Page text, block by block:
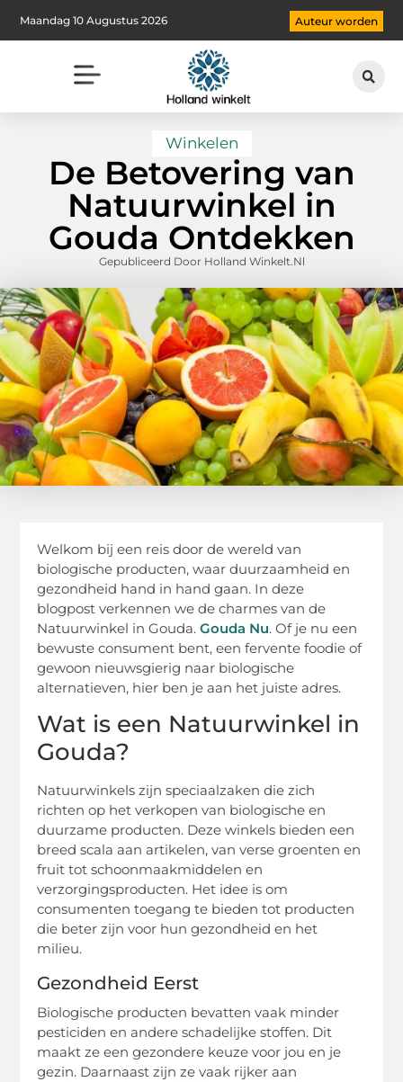
Maandag 10 Augustus 2026 Auteur worden
Winkelen
De Betovering van
Natuurwinkel in
Gouda Ontdekken
Gepubliceerd Door Holland Winkelt.nl
Welkom bij een reis door de wereld van
biologische producten, waar duurzaamheid en
gezondheid hand in hand gaan. In deze
blogpost verkennen we de charmes van de
Natuurwinkel in Gouda.Gouda Nu. Of je nu een
bewuste consument bent, een fervente foodie of
gewoon nieuwsgierig naar biologische
alternatieven, hier ben je aan het juiste adres.
Wat is een Natuurwinkel in
Gouda?
Natuurwinkels zijn speciaalzaken die zich
richten op het verkopen van biologische en
duurzame producten. Deze winkels bieden een
breed scala aan artikelen, van verse groenten en
fruit tot schoonmaakmiddelen en
verzorgingsproducten. Het idee is om
consumenten toegang te bieden tot producten
die beter zijn voor hun gezondheid en het
milieu.
Gezondheid Eerst
Biologische producten bevatten vaak minder
pesticiden en andere schadelijke stoffen. Dit
maakt ze een gezondere keuze voor jou en je
gezin. Daarnaast zijn ze vaak rijker aan